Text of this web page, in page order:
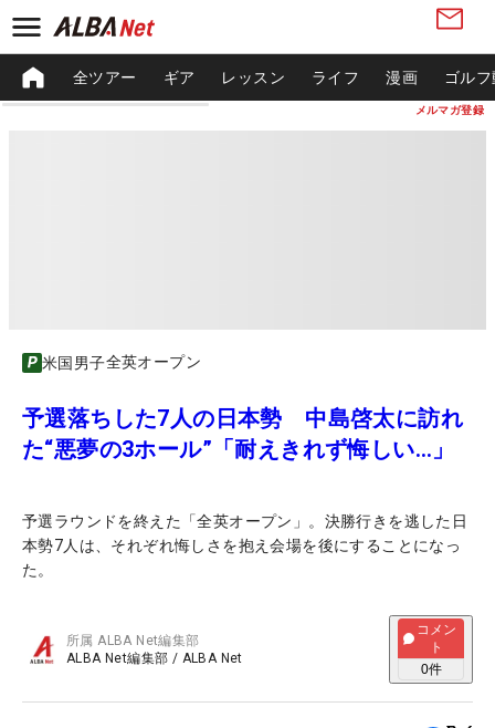
メルマガ登録
全ツアー ギア レッスン ライフ 漫画 ゴル
米国男子全英オープン
予選落ちした7人の日本勢 中島啓太に訪れ
た“悪夢の3ホール”「耐えきれず悔しい…」
予選ラウンドを終えた「全英オープン」。決勝行きを逃した日
本勢7人は、それぞれ悔しさを抱え会場を後にすることになっ
た。
所属ALBA Net編集部
ALBA Net編集部 / ALBA Net
コメン
ト
0件